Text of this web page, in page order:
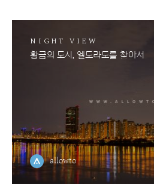
NIGHT VIEW
황금의 도시, 엘도라도를 찾아서
allowto